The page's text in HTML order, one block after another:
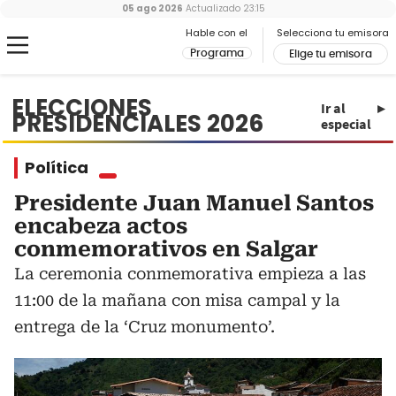
Hable con el
Programa
Selecciona tu emisora
Elige tu emisora
05 ago 2026 Actualizado 23:15
ELECCIONES
PRESIDENCIALES 2026
Ir al
especial
Política
Presidente Juan Manuel Santos
encabeza actos
conmemorativos en Salgar
La ceremonia conmemorativa empieza a las
11:00 de la mañana con misa campal y la
entrega de la ‘Cruz monumento’.